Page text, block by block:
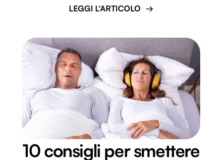
LEGGI L'ARTICOLO
10 consigli per smettere